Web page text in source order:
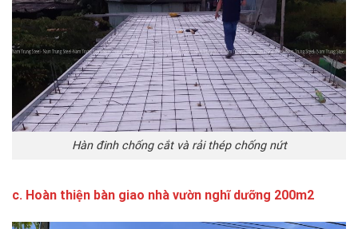
Hàn đinh chống cắt và rải thép chống nứt
c. Hoàn thiện bàn giao nhà vườn nghĩ dưỡng 200m2